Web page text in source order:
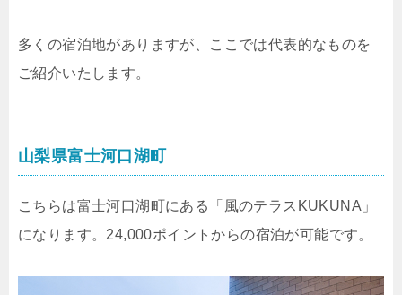
多くの宿泊地がありますが、ここでは代表的なものを
ご紹介いたします。
山梨県富士河口湖町
こちらは富士河口湖町にある「風のテラスKUKUNA」
になります。24,000ポイントからの宿泊が可能です。